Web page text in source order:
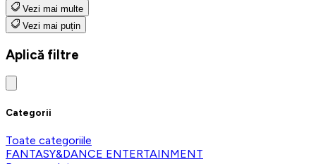
Vezi mai multe
Vezi mai puțin
Aplică filtre
Categorii
Toate categoriile
FANTASY&DANCE ENTERTAINMENT